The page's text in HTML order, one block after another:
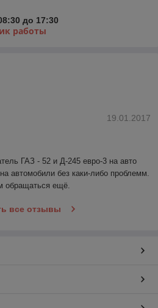
до 17:30
работы
19.01.2017
ГАЗ - 52 и Д-245 евро-3 на авто
автомобили без каки-либо проблемм.
обращаться ещё.
все отзывы